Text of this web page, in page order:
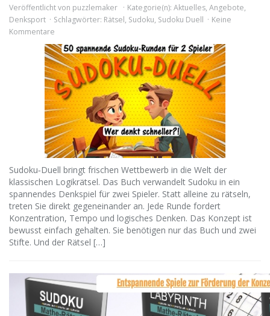
Veröffentlicht von puzzlemaker Kategorie(n): Aktuelles, Angebote,
Denksport
Schlagwörter: Rätsel, Sudoku, Sudoku Duell
Keine
Kommentare
Sudoku‑Duell bringt frischen Wettbewerb in die Welt der
klassischen Logikrätsel. Das Buch verwandelt Sudoku in ein
spannendes Denkspiel für zwei Spieler. Statt alleine zu rätseln,
treten Sie direkt gegeneinander an. Jede Runde fordert
Konzentration, Tempo und logisches Denken. Das Konzept ist
bewusst einfach gehalten. Sie benötigen nur das Buch und zwei
Stifte. Und der Rätsel […]